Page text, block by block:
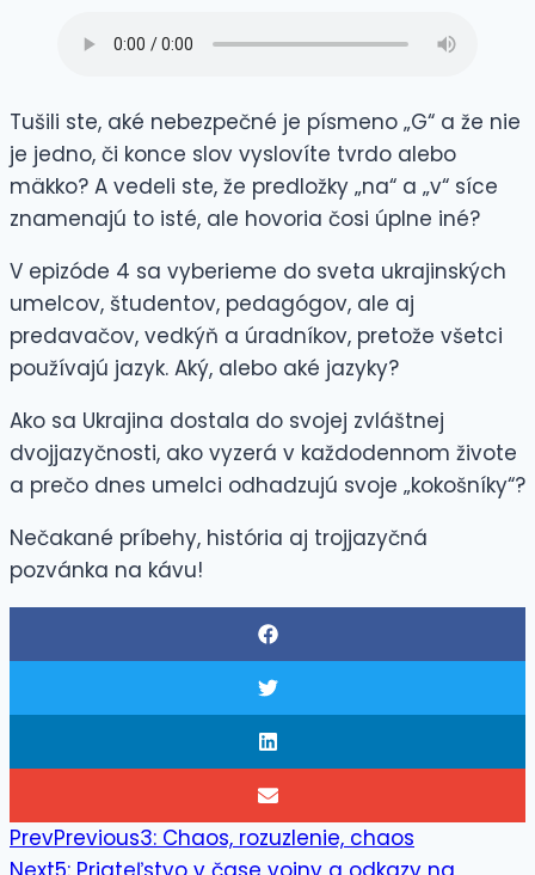
Tušili ste, aké nebezpečné je písmeno „G“ a že nie
je jedno, či konce slov vyslovíte tvrdo alebo
mäkko? A vedeli ste, že predložky „na“ a „v“ síce
znamenajú to isté, ale hovoria čosi úplne iné?
V epizóde 4 sa vyberieme do sveta ukrajinských
umelcov, študentov, pedagógov, ale aj
predavačov, vedkýň a úradníkov, pretože všetci
používajú jazyk. Aký, alebo aké jazyky?
Ako sa Ukrajina dostala do svojej zvláštnej
dvojjazyčnosti, ako vyzerá v každodennom živote
a prečo dnes umelci odhadzujú svoje „kokošníky“?
Nečakané príbehy, história aj trojjazyčná
pozvánka na kávu!
PrevPrevious3: Chaos, rozuzlenie, chaos